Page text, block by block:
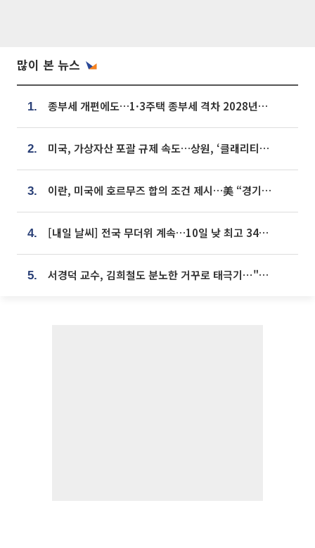
많이 본 뉴스
1. 종부세 개편에도…1·3주택 종부세 격차 2028년부터 확대
2. 미국, 가상자산 포괄 규제 속도…상원, ‘클래리티법’ 9월 절차투표 추진
3. 이란, 미국에 호르무즈 합의 조건 제시…美 “경기 아직 안 끝나” [종합]
4. [내일 날씨] 전국 무더위 계속…10일 낮 최고 34도 육박
5. 서경덕 교수, 김희철도 분노한 거꾸로 태극기⋯"엉터리는 아냐, 아쉬울 뿐"